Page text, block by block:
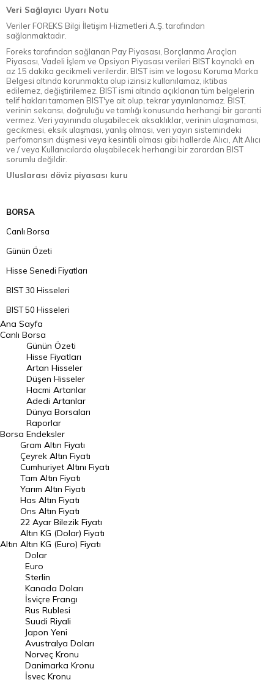
Veri Sağlayıcı Uyarı Notu
Veriler FOREKS Bilgi İletişim Hizmetleri A.Ş. tarafından
sağlanmaktadır.
Foreks tarafından sağlanan Pay Piyasası, Borçlanma Araçları
Piyasası, Vadeli İşlem ve Opsiyon Piyasası verileri BIST kaynaklı en
az 15 dakika gecikmeli verilerdir. BIST isim ve logosu Koruma Marka
Belgesi altında korunmakta olup izinsiz kullanılamaz, iktibas
edilemez, değiştirilemez. BIST ismi altında açıklanan tüm belgelerin
telif hakları tamamen BIST'ye ait olup, tekrar yayınlanamaz. BIST,
verinin sekansı, doğruluğu ve tamlığı konusunda herhangi bir garanti
vermez. Veri yayınında oluşabilecek aksaklıklar, verinin ulaşmaması,
gecikmesi, eksik ulaşması, yanlış olması, veri yayın sistemindeki
perfomansın düşmesi veya kesintili olması gibi hallerde Alıcı, Alt Alıcı
ve / veya Kullanıcılarda oluşabilecek herhangi bir zarardan BIST
sorumlu değildir.
Uluslarası döviz piyasası kuru
BORSA
Canlı Borsa
Günün Özeti
Hisse Senedi Fiyatları
BIST 30 Hisseleri
BIST 50 Hisseleri
BIST 100 Hisseleri
En Çok Artan Hisseler
En Çok Düşen Hisseler
Hacmi Artanlar
Geçmiş Kapanışlar
Dünya Borsaları
Raporlar
Endeksler
DÖVİZ
Döviz Kuru
Dolar Kuru
Euro Kuru
Pound Kuru
Frank Kuru
Riyal Kuru
Avustralya Doları
Danimarka Kronu Kuru
Kanada Doları Kuru
Ana Sayfa
Canlı Borsa
Borsa
Günün Özeti
Hisse Fiyatları
Artan Hisseler
Düşen Hisseler
Hacmi Artanlar
Adedi Artanlar
Dünya Borsaları
Raporlar
Endeksler
Altın
Gram Altın Fiyatı
Çeyrek Altın Fiyatı
Cumhuriyet Altını Fiyatı
Tam Altın Fiyatı
Yarım Altın Fiyatı
Has Altın Fiyatı
Ons Altın Fiyatı
22 Ayar Bilezik Fiyatı
Altın KG (Dolar) Fiyatı
Altın KG (Euro) Fiyatı
Dolar
Euro
Sterlin
Kanada Doları
İsviçre Frangı
Rus Rublesi
Suudi Riyali
Japon Yeni
Avustralya Doları
Norveç Kronu
Danimarka Kronu
İsveç Kronu